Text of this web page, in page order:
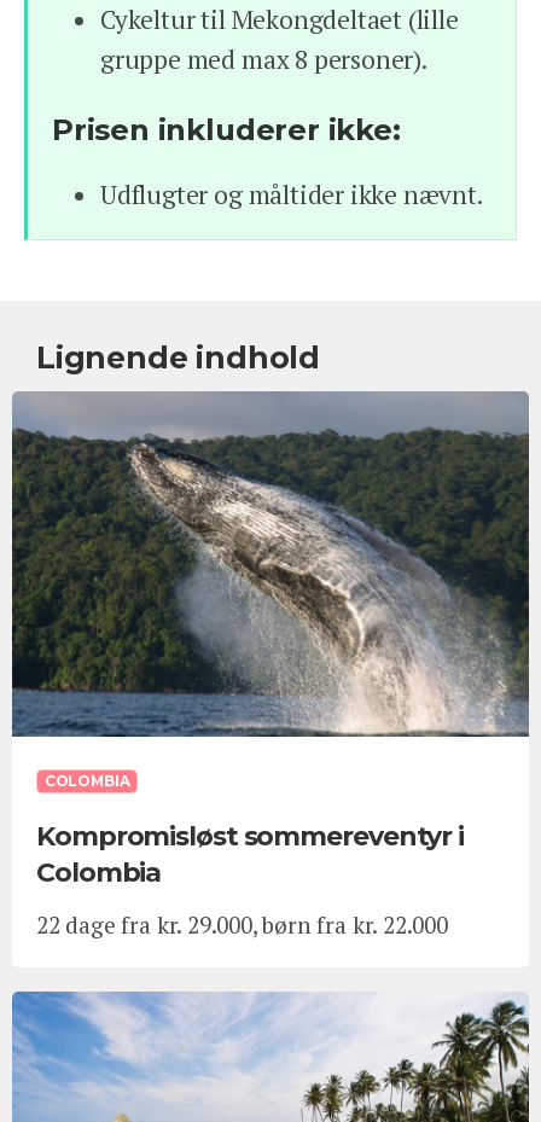
Cykeltur til Mekongdeltaet (lille
gruppe med max 8 personer).
Prisen inkluderer ikke:
Udflugter og måltider ikke nævnt.
Lignende indhold
COLOMBIA
Kompromisløst sommereventyr i
Colombia
22 dage fra kr. 29.000, børn fra kr. 22.000